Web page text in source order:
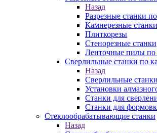
Назад
Разрезные станки
Камнерезные станки
Плиткорезы
Стенорезные станки
Ленточные пилы по
Сверлильные станки по
Назад
Сверлильные
Установки
Станки для
Станки для
Стеклообрабатывающие станки
Назад